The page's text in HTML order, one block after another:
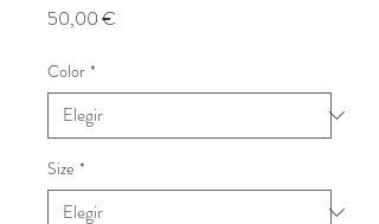
50,00 €
Color *
Size *